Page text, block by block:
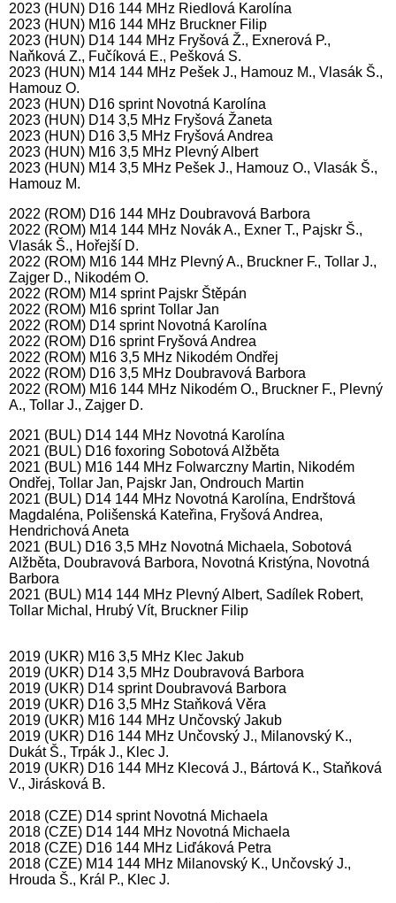
2023 (HUN) D16 144 MHz Riedlová Karolína
2023 (HUN) M16 144 MHz Bruckner Filip
2023 (HUN) D14 144 MHz Fryšová Ž., Exnerová P.,
Naňková Z., Fučíková E., Pešková S.
2023 (HUN) M14 144 MHz Pešek J., Hamouz M., Vlasák Š.,
Hamouz O.
2023 (HUN) D16 sprint Novotná Karolína
2023 (HUN) D14 3,5 MHz Fryšová Žaneta
2023 (HUN) D16 3,5 MHz Fryšová Andrea
2023 (HUN) M16 3,5 MHz Plevný Albert
2023 (HUN) M14 3,5 MHz Pešek J., Hamouz O., Vlasák Š.,
Hamouz M.
2022 (ROM) D16 144 MHz Doubravová Barbora
2022 (ROM) M14 144 MHz Novák A., Exner T., Pajskr Š.,
Vlasák Š., Hořejší D.
2022 (ROM) M16 144 MHz Plevný A., Bruckner F., Tollar J.,
Zajger D., Nikodém O.
2022 (ROM) M14 sprint Pajskr Štěpán
2022 (ROM) M16 sprint Tollar Jan
2022 (ROM) D14 sprint Novotná Karolína
2022 (ROM) D16 sprint Fryšová Andrea
2022 (ROM) M16 3,5 MHz Nikodém Ondřej
2022 (ROM) D16 3,5 MHz Doubravová Barbora
2022 (ROM) M16 144 MHz Nikodém O., Bruckner F., Plevný
A., Tollar J., Zajger D.
2021 (BUL) D14 144 MHz Novotná Karolína
2021 (BUL) D16 foxoring Sobotová Alžběta
2021 (BUL) M16 144 MHz Folwarczny Martin, Nikodém
Ondřej, Tollar Jan, Pajskr Jan, Ondrouch Martin
2021 (BUL) D14 144 MHz Novotná Karolína, Endrštová
Magdaléna, Polišenská Kateřina, Fryšová Andrea,
Hendrichová Aneta
2021 (BUL) D16 3,5 MHz Novotná Michaela, Sobotová
Alžběta, Doubravová Barbora, Novotná Kristýna, Novotná
Barbora
2021 (BUL) M14 144 MHz Plevný Albert, Sadílek Robert,
Tollar Michal, Hrubý Vít, Bruckner Filip
2019 (UKR) M16 3,5 MHz Klec Jakub
2019 (UKR) D14 3,5 MHz Doubravová Barbora
2019 (UKR) D14 sprint Doubravová Barbora
2019 (UKR) D16 3,5 MHz Staňková Věra
2019 (UKR) M16 144 MHz Unčovský Jakub
2019 (UKR) D16 144 MHz Unčovský J., Milanovský K.,
Dukát Š., Trpák J., Klec J.
2019 (UKR) D16 144 MHz Klecová J., Bártová K., Staňková
V., Jirásková B.
2018 (CZE) D14 sprint Novotná Michaela
2018 (CZE) D14 144 MHz Novotná Michaela
2018 (CZE) D16 144 MHz Liďáková Petra
2018 (CZE) M14 144 MHz Milanovský K., Unčovský J.,
Hrouda Š., Král P., Klec J.